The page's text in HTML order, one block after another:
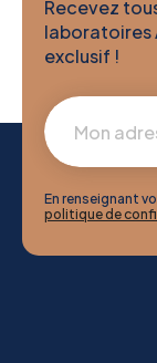
Recevez
laboratoires
exclusif !
En renseignant
politique de